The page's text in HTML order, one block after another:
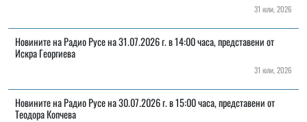
31 юли, 2026
Новините на Радио Русе на 31.07.2026 г. в 14:00 часа, представени от
Искра Георгиева
31 юли, 2026
Новините на Радио Русе на 30.07.2026 г. в 15:00 часа, представени от
Теодора Копчева